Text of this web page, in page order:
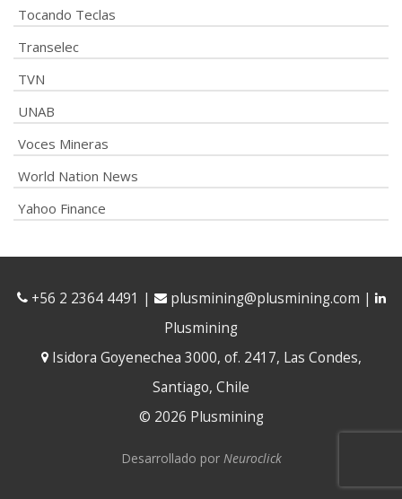
Tocando Teclas
Transelec
TVN
UNAB
Voces Mineras
World Nation News
Yahoo Finance
+56 2 2364 4491 | plusmining@plusmining.com |
Plusmining
Isidora Goyenechea 3000, of. 2417, Las Condes,
Santiago, Chile
© 2026 Plusmining
Desarrollado por Neuroclick